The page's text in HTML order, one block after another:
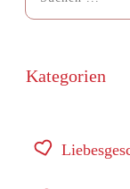
Kategorien